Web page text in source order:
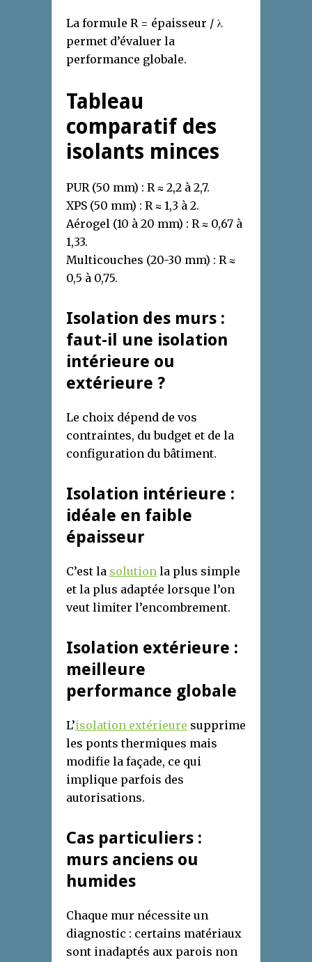
La formule R = épaisseur / λ
permet d’évaluer la
performance globale.
Tableau
comparatif des
isolants minces
PUR (50 mm) : R ≈ 2,2 à 2,7.
XPS (50 mm) : R ≈ 1,3 à 2.
Aérogel (10 à 20 mm) : R ≈ 0,67 à
1,33.
Multicouches (20-30 mm) : R ≈
0,5 à 0,75.
Isolation des murs :
faut-il une isolation
intérieure ou
extérieure ?
Le choix dépend de vos
contraintes, du budget et de la
configuration du bâtiment.
Isolation intérieure :
idéale en faible
épaisseur
C’est la solution la plus simple
et la plus adaptée lorsque l’on
veut limiter l’encombrement.
Isolation extérieure :
meilleure
performance globale
L’isolation extérieure supprime
les ponts thermiques mais
modifie la façade, ce qui
implique parfois des
autorisations.
Cas particuliers :
murs anciens ou
humides
Chaque mur nécessite un
diagnostic : certains matériaux
sont inadaptés aux parois non